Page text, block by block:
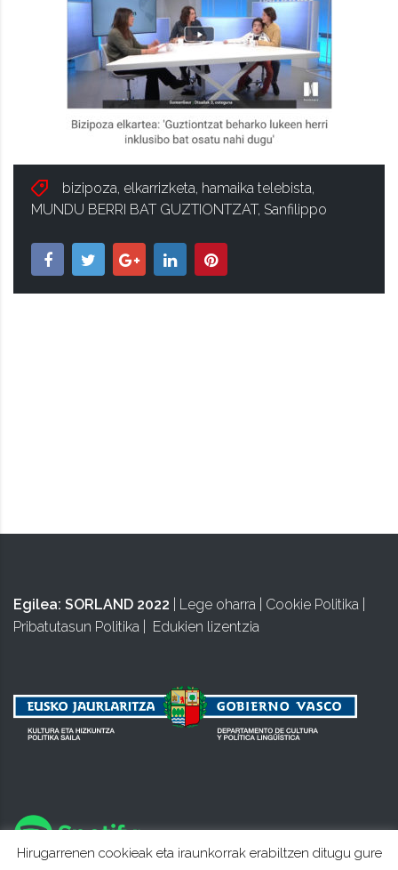
bizipoza, elkarrizketa, hamaika telebista,
MUNDU BERRI BAT GUZTIONTZAT, Sanfilippo
Egilea: SORLAND 2022 Lege oharra Cookie Politika
Pribatutasun Politika
Edukien lizentzia
Hirugarrenen cookieak eta iraunkorrak erabiltzen ditugu gure